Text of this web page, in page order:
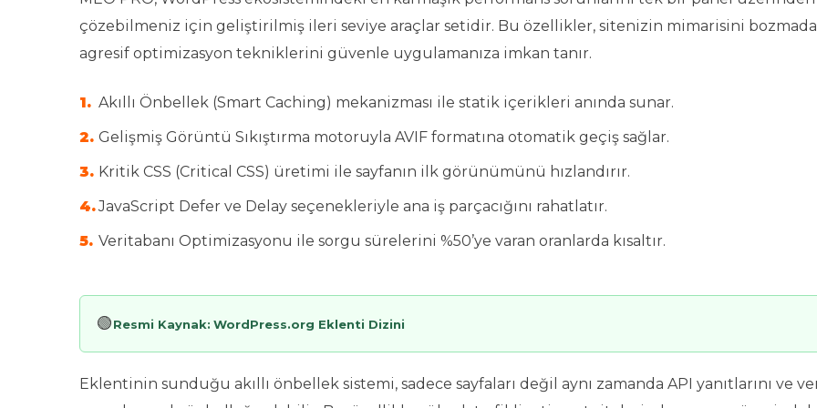
çözebilmeniz için geliştirilmiş ileri seviye araçlar setidir. Bu özellikler, sitenizin mimarisini
agresif optimizasyon tekniklerini güvenle uygulamanıza imkan tanır.
Akıllı Önbellek (Smart Caching) mekanizması ile statik içerikleri anında sunar.
Gelişmiş Görüntü Sıkıştırma motoruyla AVIF formatına otomatik geçiş sağlar.
Kritik CSS (Critical CSS) üretimi ile sayfanın ilk görünümünü hızlandırır.
JavaScript Defer ve Delay seçenekleriyle ana iş parçacığını rahatlatır.
Veritabanı Optimizasyonu ile sorgu sürelerini %50’ye varan oranlarda kısaltır.
🟢Resmi Kaynak: WordPress.org Eklenti Dizini
Eklentinin sunduğu akıllı önbellek sistemi, sadece sayfaları değil aynı zamanda API yanıtlarını ve